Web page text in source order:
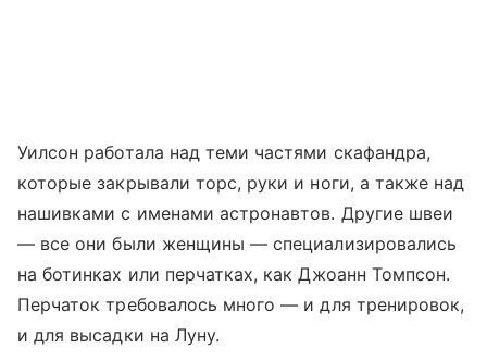
Уилсон работала над теми частями скафандра,
которые закрывали торс, руки и ноги, а также над
нашивками с именами астронавтов. Другие швеи
— все они были женщины — специализировались
на ботинках или перчатках, как Джоанн Томпсон.
Перчаток требовалось много — и для тренировок,
и для высадки на Луну.